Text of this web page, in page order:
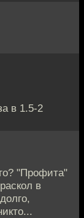
в 1.5-2
"Профита"
в